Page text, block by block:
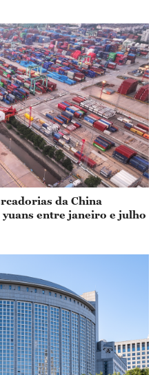
da China
entre janeiro e julho